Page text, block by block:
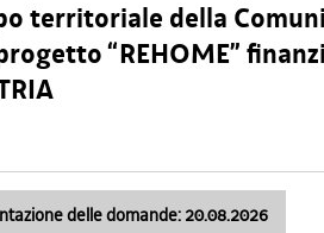
territoriale della
“REHOME”
delle domande: 20.08.2026